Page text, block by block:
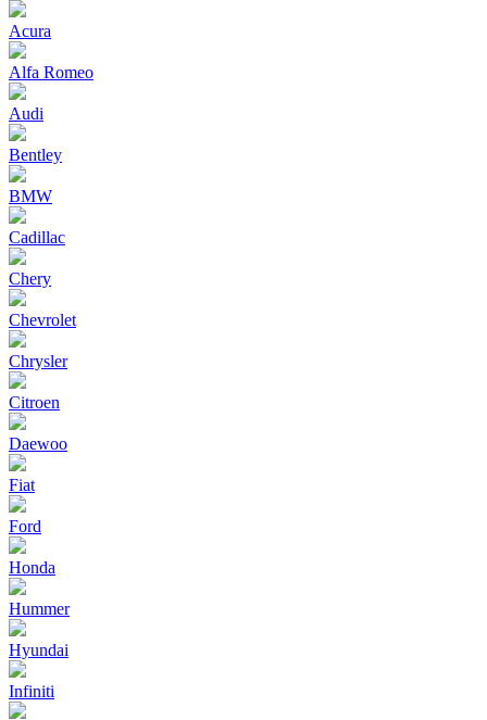
Acura
Alfa Romeo
Audi
Bentley
BMW
Cadillac
Chery
Chevrolet
Chrysler
Citroen
Daewoo
Fiat
Ford
Honda
Hummer
Hyundai
Infiniti